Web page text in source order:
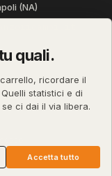
(NA)
quali.
ricordare il
statistici e di
ci dai il via libera.
Accetta tutto